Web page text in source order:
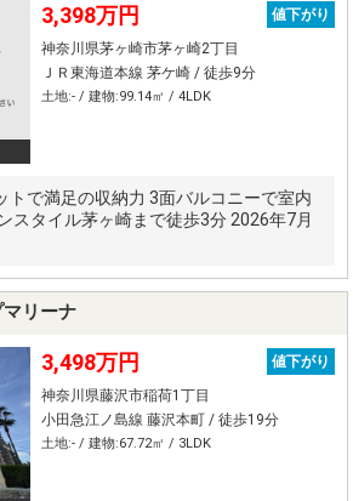
3,398万円
値下がり
神奈川県茅ヶ崎市茅ヶ崎2丁目
ＪＲ東海道本線 茅ケ崎 / 徒歩9分
土地:- / 建物:99.14㎡ / 4LDK
トで満足の収納力 3面バルコニーで室内
スタイル茅ヶ崎まで徒歩3分 2026年7月
リーナ
3,498万円
値下がり
神奈川県藤沢市稲荷1丁目
小田急江ノ島線 藤沢本町 / 徒歩19分
土地:- / 建物:67.72㎡ / 3LDK